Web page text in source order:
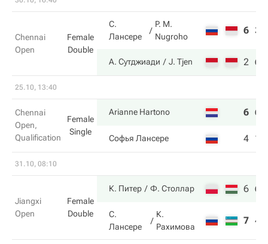
Chennai
Open
Female
Double
С.
Лансере
P. M.
Nugroho
6 3
А. Сутджиади J. Tjen 2 6
25.10, 13:40
Chennai
Open,
Qualification
Female
Single
Arianne Hartono 6 6
Софья Лансере 4 1
31.10, 08:10
Jiangxi
Open
Female
Double
К. Питер Ф. Столлар 6 6
С.
Лансере
К.
Рахимова
7 4